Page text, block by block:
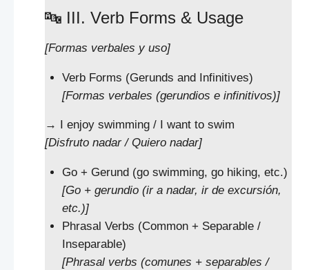
🔤 III. Verb Forms & Usage
[Formas verbales y uso]
Verb Forms (Gerunds and Infinitives)
[Formas verbales (gerundios e infinitivos)]
→ I enjoy swimming / I want to swim
[Disfruto nadar / Quiero nadar]
Go + Gerund (go swimming, go hiking, etc.)
[Go + gerundio (ir a nadar, ir de excursión,
etc.)]
Phrasal Verbs (Common + Separable /
Inseparable)
[Phrasal verbs (comunes + separables /